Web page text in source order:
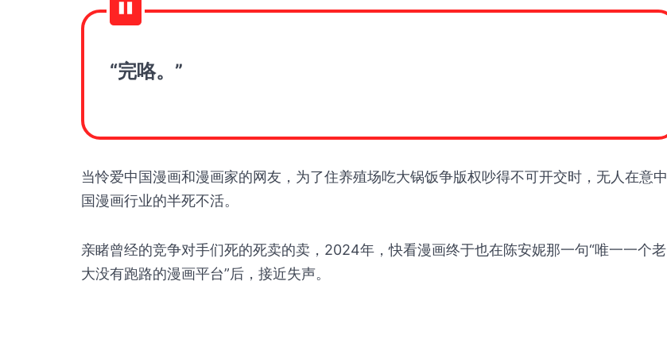
“完咯。”
当怜爱中国漫画和漫画家的网友，为了住养殖场吃大锅饭争版权吵得不可开交时，无人在意中
国漫画行业的半死不活。
亲睹曾经的竞争对手们死的死卖的卖，2024年，快看漫画终于也在陈安妮那一句“唯一一个老
大没有跑路的漫画平台”后，接近失声。